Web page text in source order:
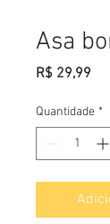
Asa
R$ 29,99
Quantidade *